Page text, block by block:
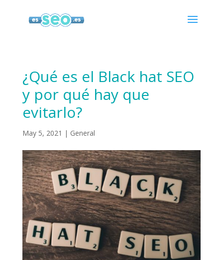
¿Qué es el Black hat SEO
y por qué hay que
evitarlo?
May 5, 2021 | General